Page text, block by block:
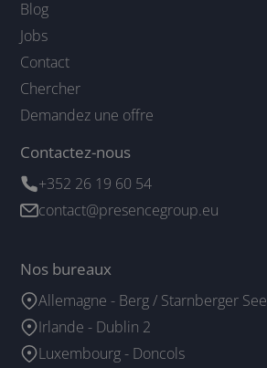
Blog
Jobs
Contact
Chercher
Demandez une offre
Contactez-nous
+352 26 19 60 54
contact@presencegroup.eu
Nos bureaux
Allemagne - Berg / Starnberger See
Irlande - Dublin 2
Luxembourg - Doncols